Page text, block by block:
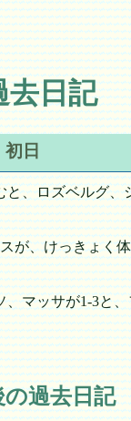
去日記
日
ロズベルグ、
、けっきょく
マッサが1-3と、
の過去日記